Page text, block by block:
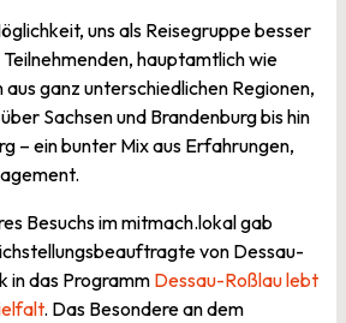
uns als Reisegruppe besser
hauptamtlich wie
ganz unterschiedlichen Regionen,
Sachsen und Brandenburg bis hin
– ein bunter Mix aus Erfahrungen,
Besuchs im mitmach.lokal gab
von Dessau-
in das Programm Dessau-Roßlau lebt
. Das Besondere an dem